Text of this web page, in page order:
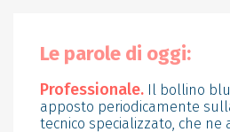
Le parole di oggi:
Professionale. Il bollino
apposto periodicamente
tecnico specializzato, che